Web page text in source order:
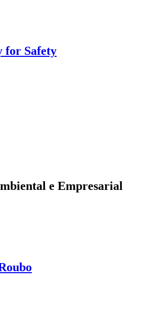
for Safety
e Empresarial